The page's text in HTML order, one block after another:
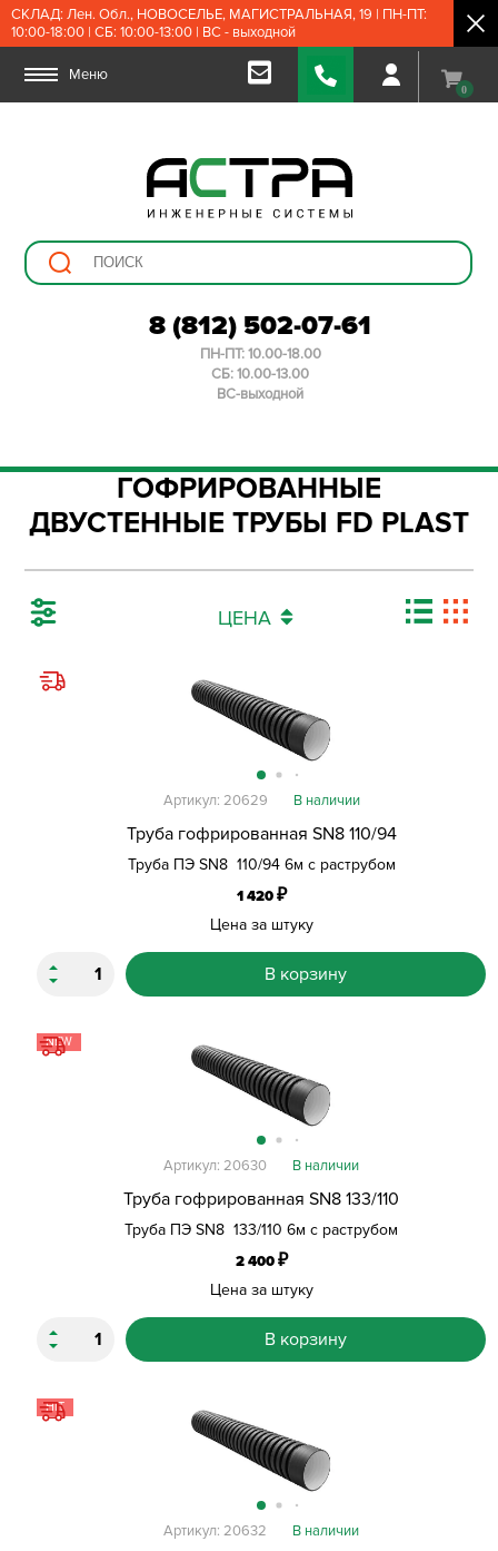
СКЛАД: Лен. Обл., НОВОСЕЛЬЕ, МАГИСТРАЛЬНАЯ, 19 | ПН-ПТ:
10:00-18:00 | СБ: 10:00-13:00 | ВС - выходной
Меню
0
8 (812) 502-07-61
ПН-ПТ: 10.00-18.00
СБ: 10.00-13.00
ВС-выходной
ГОФРИРОВАННЫЕ
ДВУСТЕННЫЕ ТРУБЫ FD PLAST
ЦЕНА
Труба гофрированная SN8 110/94
Труба ПЭ SN8 110/94 6м с раструбом
Артикул: 20629 В наличии
1 420₽
Цена за штуку
В корзину
NEW
Труба гофрированная SN8 133/110
Труба ПЭ SN8 133/110 6м с раструбом
Артикул: 20630 В наличии
2 400₽
Цена за штуку
В корзину
HIT
Артикул: 20632 В наличии